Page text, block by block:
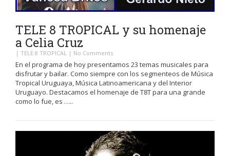
TELE 8 TROPICAL y su homenaje
a Celia Cruz
| TELE 8 TROPICAL | No Comments
En el programa de hoy presentamos 23 temas musicales para
disfrutar y bailar. Como siempre con los segmenteos de Música
Tropical Uruguaya, Música Latinoamericana y del Interior
Uruguayo. Destacamos el homenaje de T8T para una grande
como lo fue, es …..